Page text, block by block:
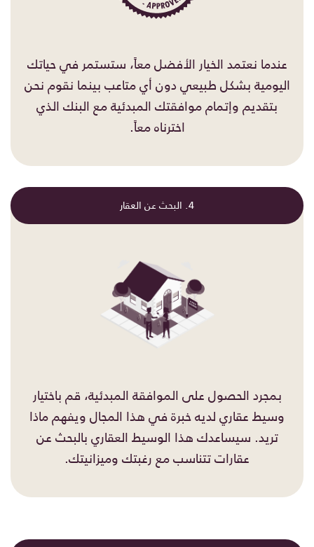
عندما نعتمد الخيار الأفضل معاً، ستستمر في حياتك
اليومية بشكل طبيعي دون أي متاعب بينما نقوم نحن
بتقديم وإتمام موافقتك المبدئية مع البنك الذي
اخترناه معاً.
4. البحث عن العقار
بمجرد الحصول على الموافقة المبدئية، قم باختيار
وسيط عقاري لديه خبرة في هذا المجال ويفهم ماذا
تريد. سيساعدك هذا الوسيط العقاري بالبحث عن
عقارات تتناسب مع رغبتك وميزانيتك.